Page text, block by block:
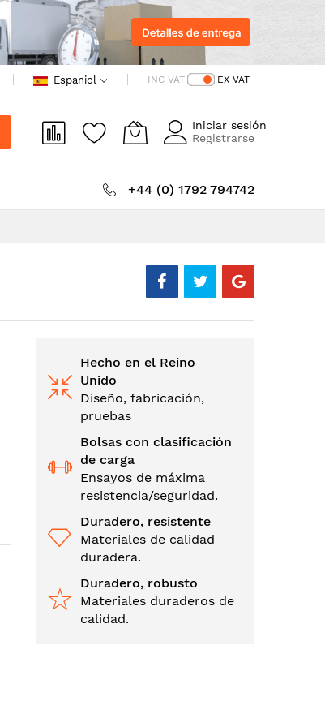
Espaniol INC VAT EX VAT
Iniciar sesión
Registrarse
+44 (0) 1792 794742
Hecho en el Reino
Unido
Diseño, fabricación,
pruebas
Bolsas con clasificación
de carga
Ensayos de máxima
resistencia/seguridad.
Duradero, resistente
Materiales de calidad
duradera.
Duradero, robusto
Materiales duraderos de
calidad.